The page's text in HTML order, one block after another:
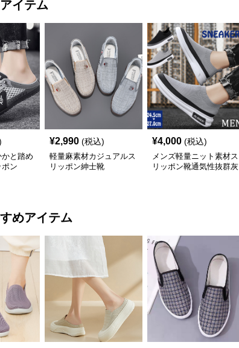
イテム
と踏め
ン
¥2,990 (税込)
軽量麻素材カジュアルス
リッポン紳士靴
¥4,000 (税込)
メンズ軽量ニット素材ス
リッポン靴通気性抜群灰
めアイテム